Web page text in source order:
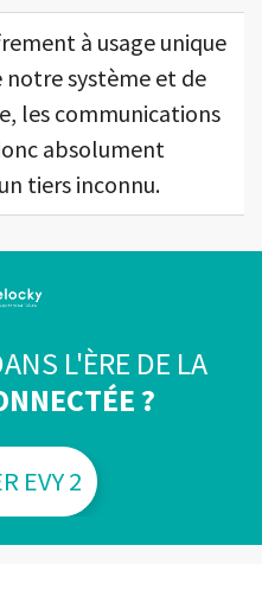
à usage unique
système et de
les communications
absolument
tiers inconnu.
L'ÈRE DE LA
?
EVY 2